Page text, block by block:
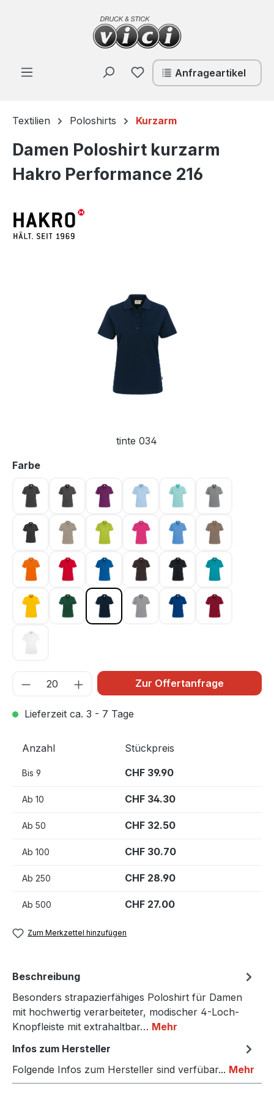
Zum Hauptinhalt springen
Du hast 0 Produkte auf
Anfrageartikel
Textilien Poloshirts Kurzarm
Damen Poloshirt kurzarm
Hakro Performance 216
tinte 034
Farbeauswählen
anthrazit 028anthrazit meliert 328
aubergine 118eisblau 020eisgrün 059grau meliert
karbongrau 064
khaki 080kiwi 040 magenta 122malibublau 041
nougat 128
orange 027rot 002 royalblau 010schokolade 022
schwarz 005smaragd 012
sonne 035tanne 072tinte 034 titan 043 ultramarinblau 129
weinrot 017
weiß 001
Zur Offertanfrage
Lieferzeit ca. 3 - 7 Tage
Anzahl Stückpreis
Bis 9 CHF 39.90
Ab 10 CHF 34.30
Ab 50 CHF 32.50
Ab 100 CHF 30.70
Ab 250 CHF 28.90
Ab 500 CHF 27.00
Zum Merkzettel hinzufügen
Beschreibung
Besonders strapazierfähiges Poloshirt für Damen
mit hochwertig verarbeiteter, modischer 4-Loch-
Knopfleiste mit extrahaltbar… Mehr
Infos zum Hersteller
Folgende Infos zum Hersteller sind verfübar... Mehr